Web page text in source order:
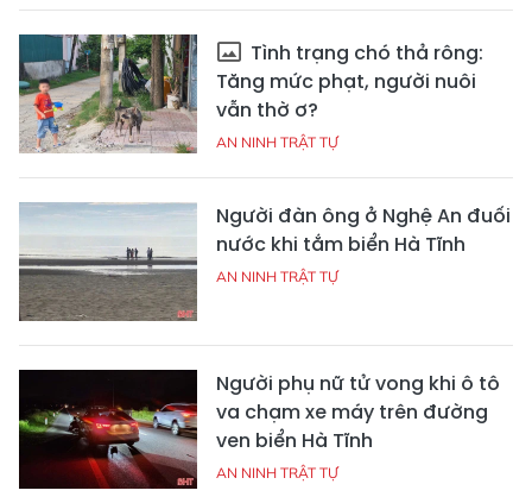
Tình trạng chó thả rông:
Tăng mức phạt, người nuôi
vẫn thờ ơ?
AN NINH TRẬT TỰ
Người đàn ông ở Nghệ An đuối
nước khi tắm biển Hà Tĩnh
AN NINH TRẬT TỰ
Người phụ nữ tử vong khi ô tô
va chạm xe máy trên đường
ven biển Hà Tĩnh
AN NINH TRẬT TỰ